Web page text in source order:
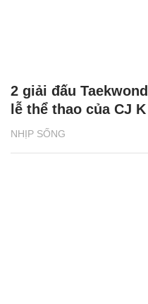
NHỊP SỐNG
2 giải đấu
lễ thể thao của CJ